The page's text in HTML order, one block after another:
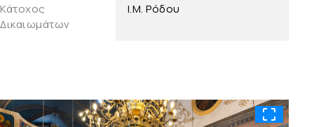
Κάτοχος
Δικαιωμάτων
Ι.Μ. Ρόδου